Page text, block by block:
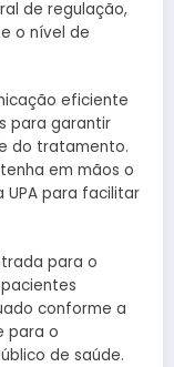
de regulação,
o nível de
eficiente
para garantir
do tratamento.
em mãos o
para facilitar
para o
conforme a
para o
de saúde.